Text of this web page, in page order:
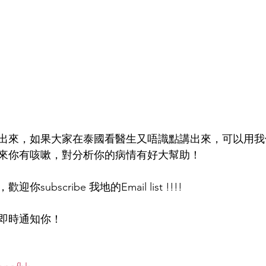
來，如果大家在泰國看醫生又唔識點講出來，可以用
你有咳嗽，對分析你的病情有好大幫助！
歡迎你subscribe 我地的Email list !!!!
時通知你！